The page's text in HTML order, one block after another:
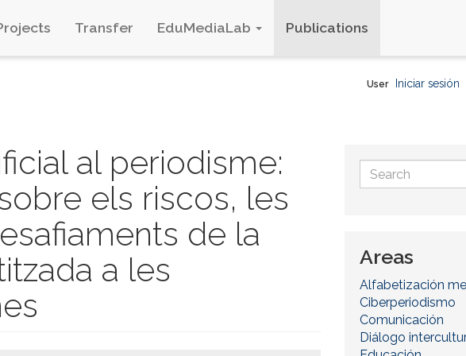
Transfer EduMediaLab Publications
User Iniciar sesión
al periodisme:
els riscos, les
de la
a les
Search
form
Areas
Alfabetización
Ciberperiodismo
Comunicación
Diálogo